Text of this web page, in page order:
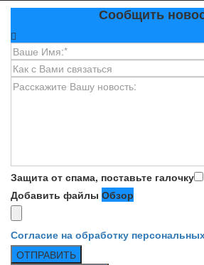
Сообщить
Защита от спама, поставьте галочку
Добавить файлы Обзор
Согласие на обработку
ОТПРАВИТЬ